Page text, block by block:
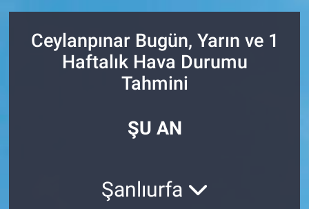
Ceylanpınar Bugün, Yarın ve 1
Haftalık Hava Durumu
Tahmini
ŞU AN
Şanlıurfa